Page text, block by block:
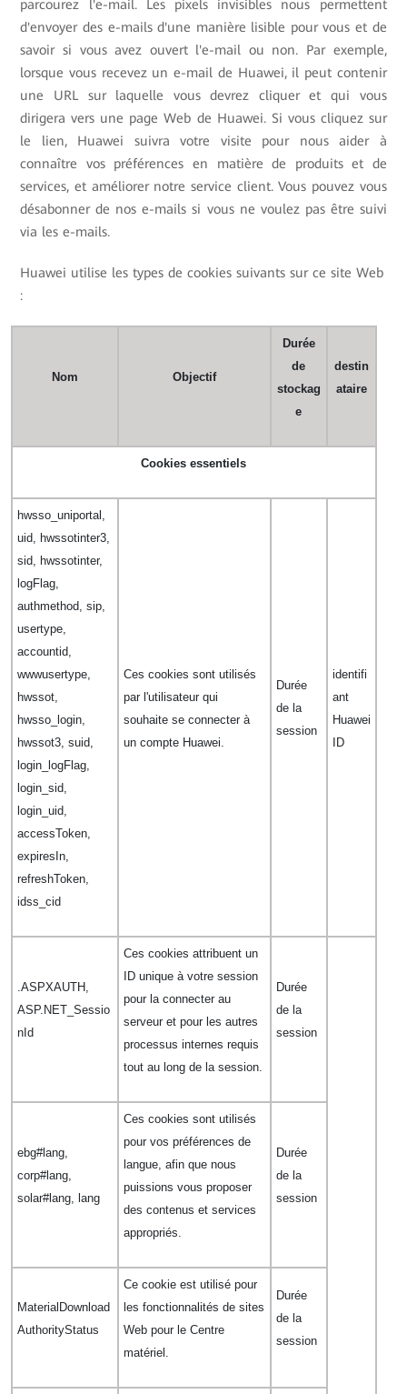
parcourez l'e-mail. Les pixels invisibles nous permettent
d'envoyer des e-mails d'une manière lisible pour vous et de
savoir si vous avez ouvert l'e-mail ou non. Par exemple,
lorsque vous recevez un e-mail de Huawei, il peut contenir
une URL sur laquelle vous devrez cliquer et qui vous
dirigera vers une page Web de Huawei. Si vous cliquez sur
le lien, Huawei suivra votre visite pour nous aider à
connaître vos préférences en matière de produits et de
services, et améliorer notre service client. Vous pouvez vous
désabonner de nos e-mails si vous ne voulez pas être suivi
via les e-mails.
Huawei utilise les types de cookies suivants sur ce site Web
:
Nom Objectif
Durée
de
stockag
e
destin
ataire
Cookies essentiels
hwsso_uniportal,
uid, hwssotinter3,
sid, hwssotinter,
logFlag,
authmethod, sip,
usertype,
accountid,
wwwusertype,
hwssot,
hwsso_login,
hwssot3, suid,
login_logFlag,
login_sid,
login_uid,
accessToken,
expiresIn,
refreshToken,
idss_cid
Ces cookies sont utilisés
par l'utilisateur qui
souhaite se connecter à
un compte Huawei.
Durée
de la
session
identifi
ant
Huawei
ID
.ASPXAUTH,
ASP.NET_Sessio
nId
Ces cookies attribuent un
ID unique à votre session
pour la connecter au
serveur et pour les autres
processus internes requis
tout au long de la session.
Durée
de la
session
ebg#lang,
corp#lang,
solar#lang, lang
Ces cookies sont utilisés
pour vos préférences de
langue, afin que nous
puissions vous proposer
des contenus et services
appropriés.
Durée
de la
session
MaterialDownload
AuthorityStatus
Ce cookie est utilisé pour
les fonctionnalités de sites
Web pour le Centre
matériel.
Durée
de la
session